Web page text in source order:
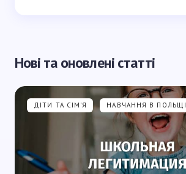
Нові та оновлені статті
ДІТИ ТА СІМ'Я НАВЧАННЯ В ПОЛЬЩІ